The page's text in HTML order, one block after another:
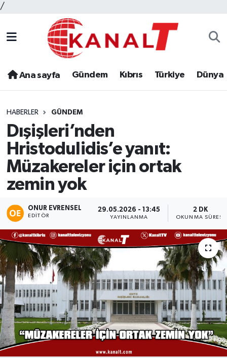
/
Ana sayfa Gündem Kıbrıs Türkiye Dünya
HABERLER GÜNDEM
Dışişleri’nden
Hristodulidis’e yanıt:
Müzakereler için ortak
zemin yok
ONUR EVRENSEL
EDITÖR
29.05.2026 - 13:45
YAYINLANMA
2 DK
OKUNMA SÜRESI